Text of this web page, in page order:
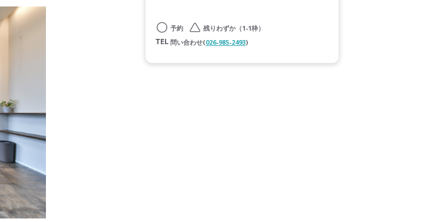
予約
残りわずか（1-1枠）
問い合わせ(026-985-2493)